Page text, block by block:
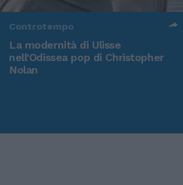
Controtempo
La modernità di Ulisse
nell'Odissea pop di Christopher
Nolan